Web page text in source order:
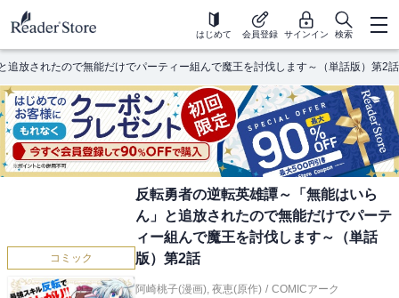
はじめて 会員登録 サインイン 検索
追放されたので無能だけでパーティー組んで魔王を討伐します～（単話版）第2話
コミック
反転勇者の逆転英雄譚～「無能はいら
ん」と追放されたので無能だけでパーテ
ィー組んで魔王を討伐します～（単話
版）第2話
阿崎桃子(漫画), 夜恵(原作) / COMICアーク